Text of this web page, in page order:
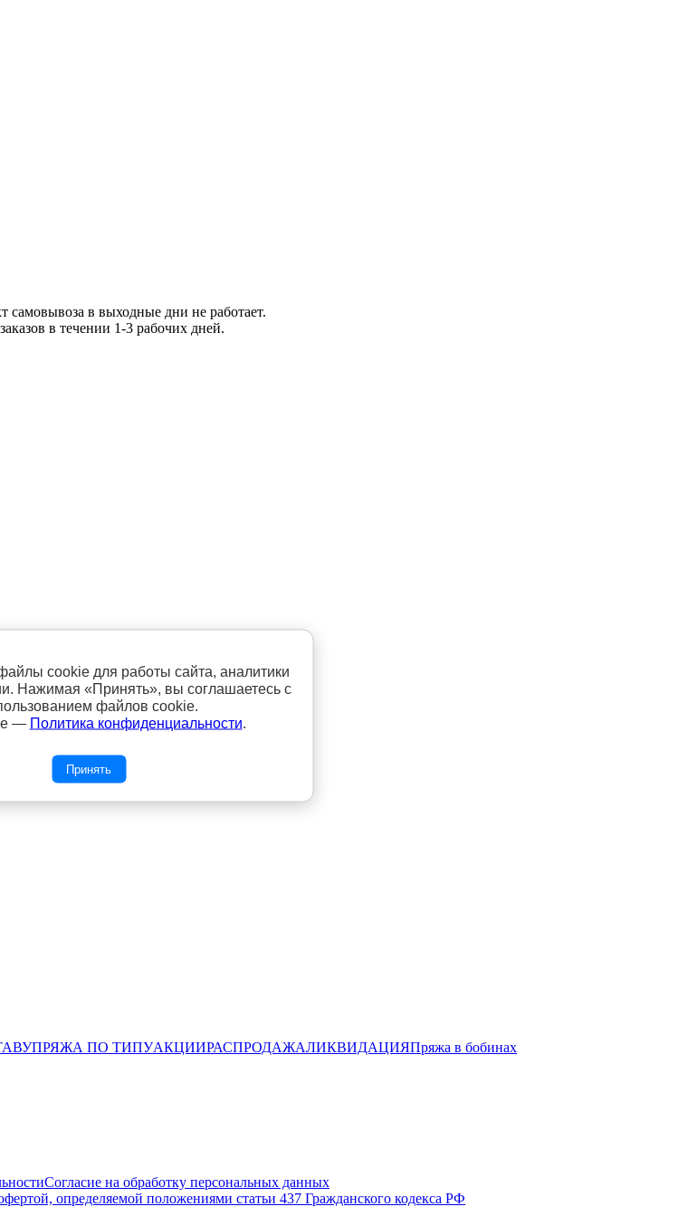
самовывоза в выходные дни не работает.
дней. Отправка заказов в течении 1-3 рабочих дней.
Пряжи" - 600 рублей.
ПРЯЖА ПО ТИПУАКЦИИРАСПРОДАЖАЛИКВИДАЦИЯПряжа в бобинах
Согласие на обработку персональных данных
определяемой положениями статьи 437 Гражданского кодекса РФ
cookie для работы сайта, аналитики
Нажимая «Принять», вы соглашаетесь с
файлов cookie.
— Политика конфиденциальности.
Принять